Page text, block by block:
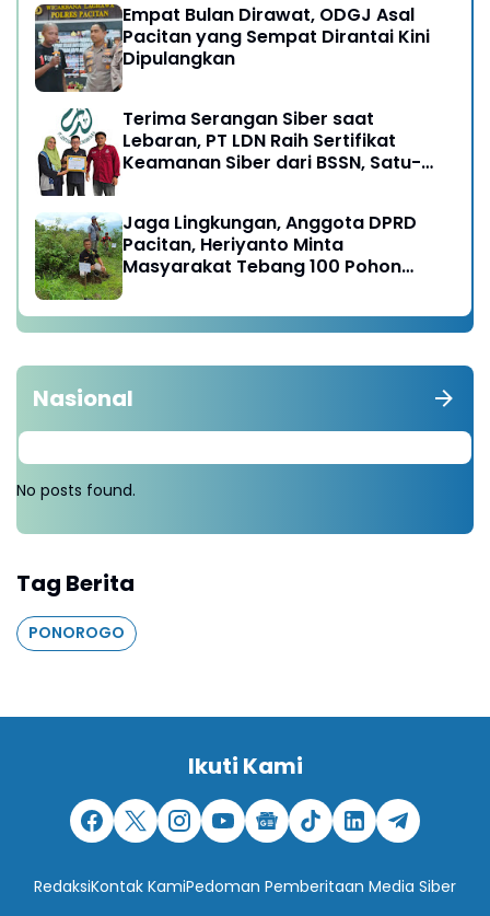
Empat Bulan Dirawat, ODGJ Asal
Pacitan yang Sempat Dirantai Kini
Dipulangkan
Terima Serangan Siber saat
Lebaran, PT LDN Raih Sertifikat
Keamanan Siber dari BSSN, Satu-
Jaga Lingkungan, Anggota DPRD
Pacitan, Heriyanto Minta
Masyarakat Tebang 100 Pohon
Nasional
No posts found.
Tag Berita
PONOROGO
Ikuti Kami
RedaksiKontak KamiPedoman Pemberitaan Media Siber